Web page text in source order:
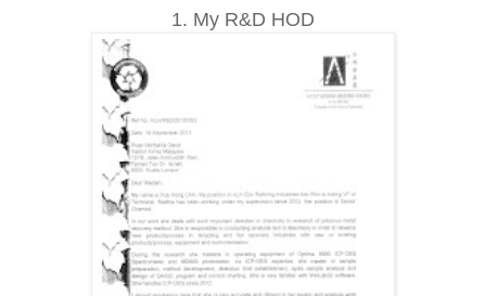
1. My R&D HOD